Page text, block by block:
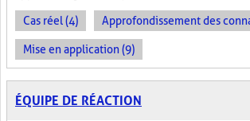
Cas réel (4) Approfondissement des
Mise en application (9)
ÉQUIPE DE RÉACTION